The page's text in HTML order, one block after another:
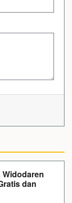
Widodaren
dan